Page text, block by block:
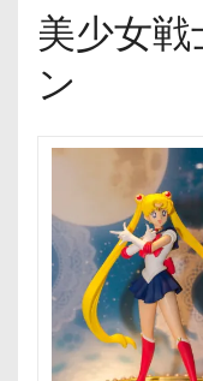
美少女
ン